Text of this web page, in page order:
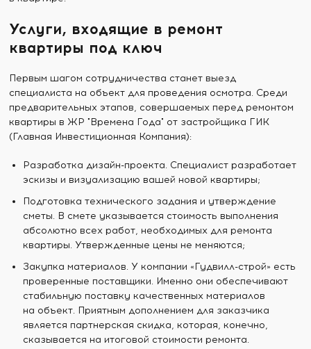
Услуги, входящие в ремонт
квартиры под ключ
Первым шагом сотрудничества станет выезд
специалиста на объект для проведения осмотра. Среди
предварительных этапов, совершаемых перед ремонтом
квартиры в ЖР "Времена Года" от застройщика ГИК
(Главная Инвестиционная Компания):
Разработка дизайн-проекта. Специалист разработает
эскизы и визуализацию вашей новой квартиры;
Подготовка технического задания и утверждение
сметы. В смете указывается стоимость выполнения
абсолютно всех работ, необходимых для ремонта
квартиры. Утвержденные цены не меняются;
Закупка материалов. У компании «Гудвилл-строй» есть
проверенные поставщики. Именно они обеспечивают
стабильную поставку качественных материалов
на объект. Приятным дополнением для заказчика
является партнерская скидка, которая, конечно,
сказывается на итоговой стоимости ремонта.